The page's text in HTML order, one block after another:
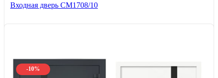
Входная дверь CМ1708/10
-10%